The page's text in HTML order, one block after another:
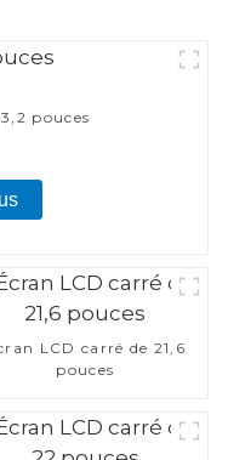
pouces
LCD carré de 21,6
pouces